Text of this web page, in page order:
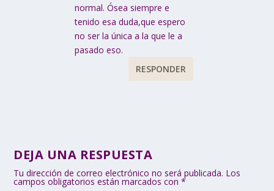
normal. Ósea siempre e
tenido esa duda,que espero
no ser la única a la que le a
pasado eso.
RESPONDER
DEJA UNA RESPUESTA
Tu dirección de correo electrónico no será publicada. Los
campos obligatorios están marcados con*